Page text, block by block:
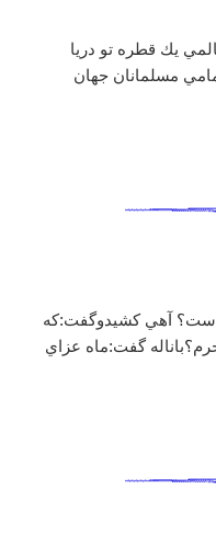
يك قطره تو دريا
مسلمانان جهان
است؟ آهي كشيدوگفت:كه
گفت:ماه عزاي